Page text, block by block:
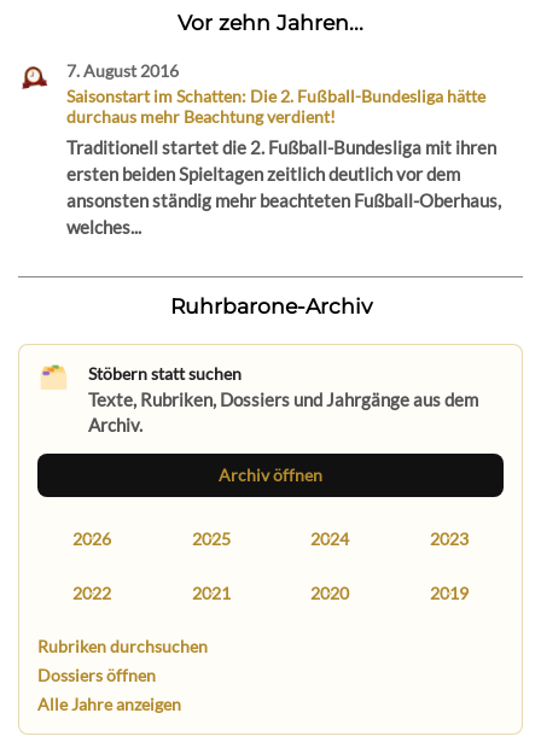
Vor zehn Jahren...
7. August 2016
Saisonstart im Schatten: Die 2. Fußball-Bundesliga hätte
durchaus mehr Beachtung verdient!
Traditionell startet die 2. Fußball-Bundesliga mit ihren
ersten beiden Spieltagen zeitlich deutlich vor dem
ansonsten ständig mehr beachteten Fußball-Oberhaus,
welches...
Ruhrbarone-Archiv
Stöbern statt suchen
Texte, Rubriken, Dossiers und Jahrgänge aus dem
Archiv.
Archiv öffnen
2026 2025 2024 2023
2022 2021 2020 2019
Rubriken durchsuchen
Dossiers öffnen
Alle Jahre anzeigen